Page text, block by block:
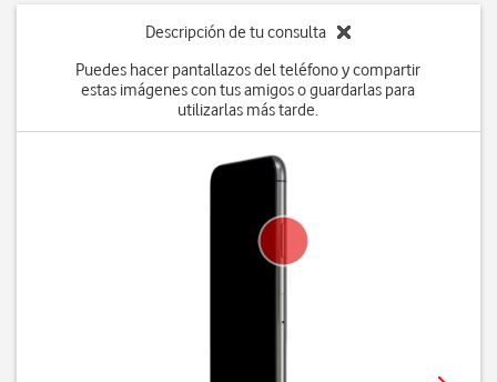
Descripción de tu consulta
Puedes hacer pantallazos del teléfono y compartir
estas imágenes con tus amigos o guardarlas para
utilizarlas más tarde.